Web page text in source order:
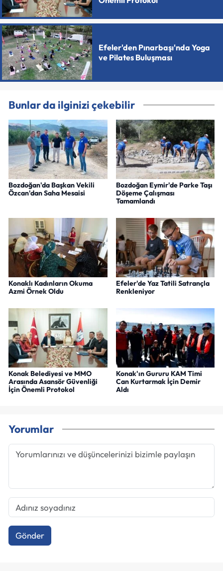
Efeler'den Pınarbaşı'nda Yoga
ve Pilates Buluşması
Bunlar da ilginizi çekebilir
Bozdoğan'da Başkan Vekili
Özcan'dan Saha Mesaisi
Bozdoğan Eymir'de Parke Taşı
Döşeme Çalışması
Tamamlandı
Konaklı Kadınların Okuma
Azmi Örnek Oldu
Efeler'de Yaz Tatili Satrançla
Renkleniyor
Konak Belediyesi ve MMO
Arasında Asansör Güvenliği
İçin Önemli Protokol
Konak'ın Gururu KAM Timi
Can Kurtarmak İçin Demir
Aldı
Yorumlar
Gönder